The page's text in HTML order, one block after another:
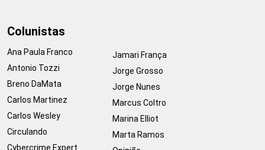
Colunistas
Ana Paula Franco
Antonio Tozzi
Breno DaMata
Carlos Martinez
Carlos Wesley
Circulando
Cybercrime Expert
Jamari França
Jorge Grosso
Jorge Nunes
Marcus Coltro
Marina Elliot
Marta Ramos